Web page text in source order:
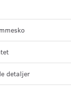
detaljer